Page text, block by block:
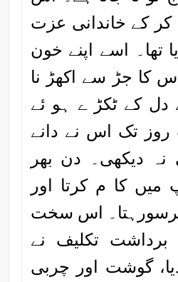
کے خاندانی عزت
تھا۔ اسے اپنے خون
کا جڑ سے اکھڑ نا
دل کے ٹکڑ ے ہو ئے
روز تک اس نے دانے
دیکھی۔ دن بھر
کا م کرتا اور
اس سخت
برداشت تکلیف نے
گوشت اور چربی